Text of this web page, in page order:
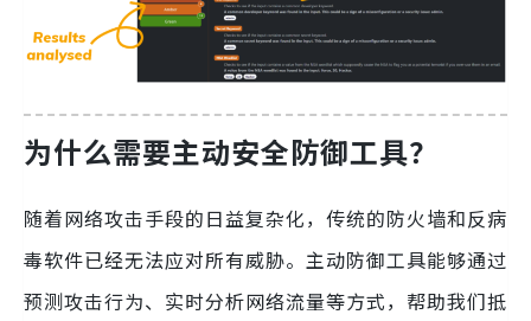
为什么需要主动安全防御工具？
随着网络攻击手段的日益复杂化，传统的防火墙和反病
毒软件已经无法应对所有威胁。主动防御工具能够通过
预测攻击行为、实时分析网络流量等方式，帮助我们抵